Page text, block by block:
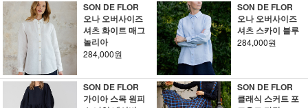
SON DE FLOR
오나 오버사이즈
셔츠 화이트 매그
놀리아
284,000원
SON DE FLOR
오나 오버사이즈
셔츠 스카이 블루
284,000원
SON DE FLOR
가이아 스목 원피
SON DE FLOR
클래식 스커트 포